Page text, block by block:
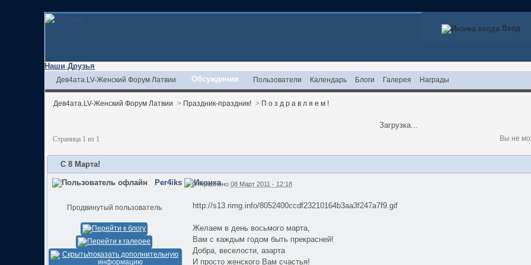
Вход
Наши Друзья
Дев4ата.LV-Женский Форум Латвии Обсуждения Пользователи Календарь Блоги Галерея Награды
Дев4ата.LV-Женский Форум Латвии > Праздник-праздник! > П о з д р а в л я е м !
Загрузка...
Страница 1 из 1 Вы не
С 8 Марта!
Per4iks
Продвинутый пользователь
Отправлено08 Март 2011 - 12:18
http://s13.rimg.info/8052400ccdf23210164b3aa3f247a7f9.gif
Желаем в день восьмого марта,
Вам с каждым годом быть прекрасней!
Добра, веселости, азарта
И просто женского Вам счастья!